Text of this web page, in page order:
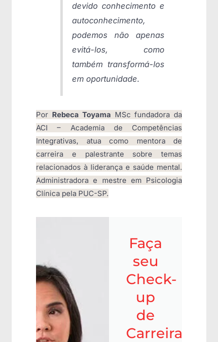
devido conhecimento e
autoconhecimento,
podemos não apenas
evitá-los, como
também transformá-los
em oportunidade.
Por Rebeca Toyama MSc fundadora da
ACI – Academia de Competências
Integrativas, atua como mentora de
carreira e palestrante sobre temas
relacionados à liderança e saúde mental.
Administradora e mestre em Psicologia
Clínica pela PUC-SP.
Faça
seu
Check-
up
de
Carreira